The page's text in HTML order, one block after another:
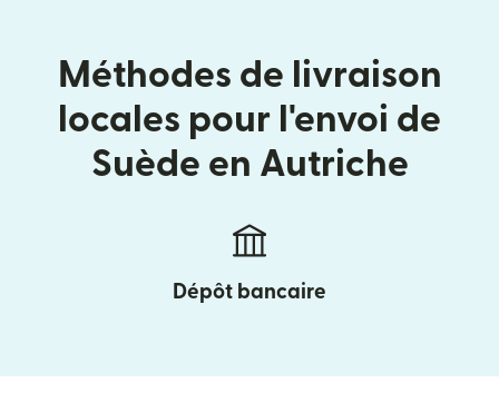
Méthodes de livraison
locales pour l'envoi de
Suède en Autriche
Dépôt bancaire